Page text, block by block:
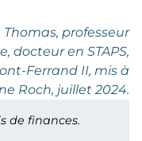
professeur
docteur en STAPS,
Ferrand II, mis à
Roch, juillet 2024.
de finances.